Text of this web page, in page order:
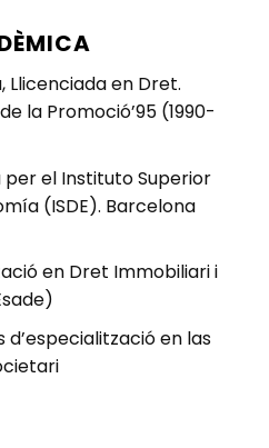
Llicenciada en Dret.
la Promoció’95 (1990-
per el Instituto Superior
(ISDE). Barcelona
en Dret Immobiliari i
en las